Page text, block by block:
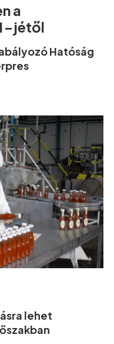
a
jétől
Hatóság
lehet